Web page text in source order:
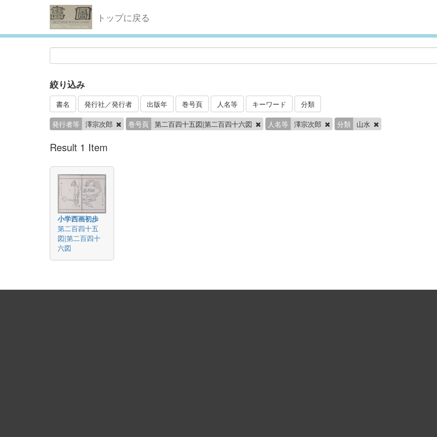
トップに戻る
絞り込み
書名 発行社／発行者 出版年 巻号頁 人名等 キーワード 分類
発行者等 澤宗次郎 巻号頁 第二百四十五図|第二百四十六図 人名等 澤宗次郎 分類 山水
Result 1 Item
小学西画初歩
第二百四十五
図|第二百四十
六図